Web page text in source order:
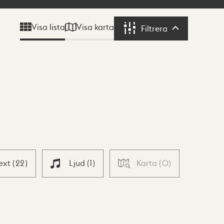
Visa lista Visa karta Filtrera Filtrera
(22) Ljud (1) Karta (0)